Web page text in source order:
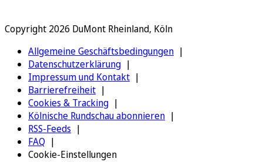
Copyright 2026 DuMont Rheinland, Köln
Allgemeine Geschäftsbedingungen
Datenschutzerklärung
Impressum und Kontakt
Barrierefreiheit
Cookies & Tracking
Kölnische Rundschau abonnieren
RSS-Feeds
FAQ
Cookie-Einstellungen